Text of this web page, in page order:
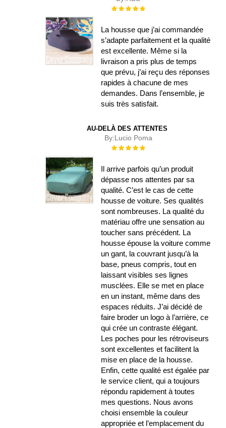
Évaluation :
La housse que j’ai commandée
s’adapte parfaitement et la qualité
est excellente. Même si la
livraison a pris plus de temps
que prévu, j’ai reçu des réponses
rapides à chacune de mes
demandes. Dans l’ensemble, je
suis très satisfait.
AU-DELÀ DES ATTENTES
By:Lucio Poma
Évaluation :
Il arrive parfois qu’un produit
dépasse nos attentes par sa
qualité. C’est le cas de cette
housse de voiture. Ses qualités
sont nombreuses. La qualité du
matériau offre une sensation au
toucher sans précédent. La
housse épouse la voiture comme
un gant, la couvrant jusqu’à la
base, pneus compris, tout en
laissant visibles ses lignes
musclées. Elle se met en place
en un instant, même dans des
espaces réduits. J’ai décidé de
faire broder un logo à l’arrière, ce
qui crée un contraste élégant.
Les poches pour les rétroviseurs
sont excellentes et facilitent la
mise en place de la housse.
Enfin, cette qualité est égalée par
le service client, qui a toujours
répondu rapidement à toutes
mes questions. Nous avons
choisi ensemble la couleur
appropriée et l’emplacement du